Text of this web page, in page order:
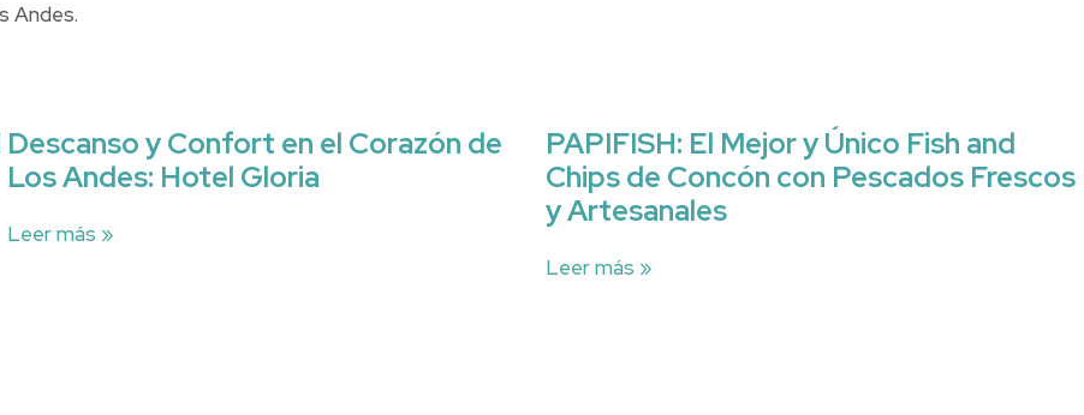
Andes.
Descanso y Confort en el Corazón de
Los Andes: Hotel Gloria
Leer más »
PAPIFISH: El Mejor y Único Fish and
Chips de Concón con Pescados Frescos
y Artesanales
Leer más »